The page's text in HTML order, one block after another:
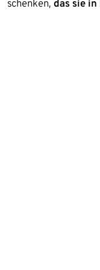
schenken, das sie